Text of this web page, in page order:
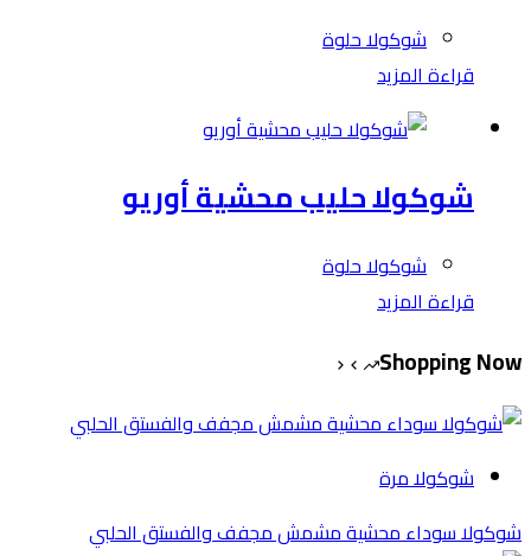
شوكولا حلوة
قراءة المزيد
شوكولا حليب محشية أوريو
شوكولا حلوة
قراءة المزيد
Shopping Now
شوكولا مرة
شوكولا سوداء محشية مشمش مجفف والفستق الحلبي